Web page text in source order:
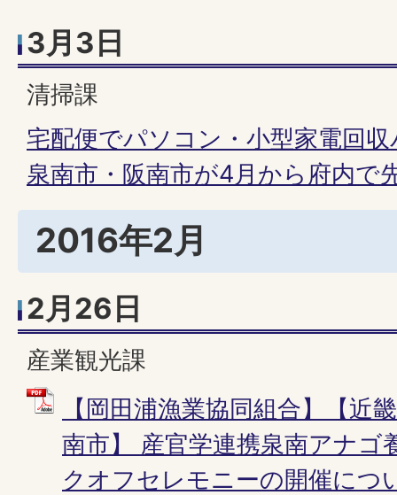
3月3日
清掃課
宅配便でパソコン・小型家電回
泉南市・阪南市が4月から府内で
2016年2月
2月26日
産業観光課
【岡田浦漁業協同組合】【近
南市】 産官学連携泉南アナゴ
クオフセレモニーの開催につ